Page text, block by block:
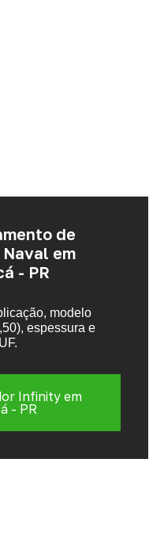
de
em
- PR
modelo
espessura e
Infinity em
- PR